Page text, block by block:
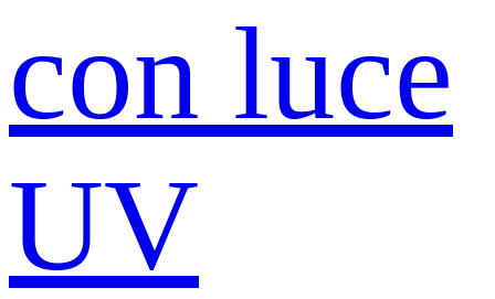
con luce
UV